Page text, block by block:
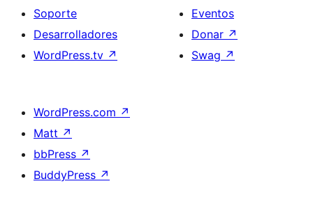
Soporte
Desarrolladores
WordPress.tv ↗
Eventos
Donar ↗
Swag ↗
WordPress.com ↗
Matt ↗
bbPress ↗
BuddyPress ↗